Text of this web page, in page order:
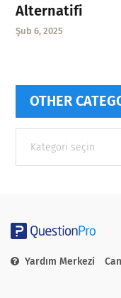
Alternatifi
Şub 6, 2025
OTHER
categories
Yardım Merkezi